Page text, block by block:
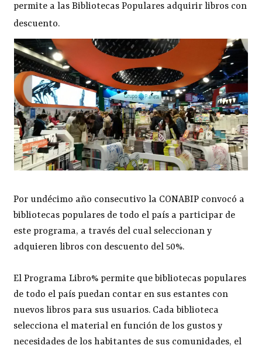
permite a las Bibliotecas Populares adquirir libros con
descuento.
Por undécimo año consecutivo la CONABIP convocó a
bibliotecas populares de todo el país a participar de
este programa, a través del cual seleccionan y
adquieren libros con descuento del 50%.
El Programa Libro% permite que bibliotecas populares
de todo el país puedan contar en sus estantes con
nuevos libros para sus usuarios. Cada biblioteca
selecciona el material en función de los gustos y
necesidades de los habitantes de sus comunidades, el